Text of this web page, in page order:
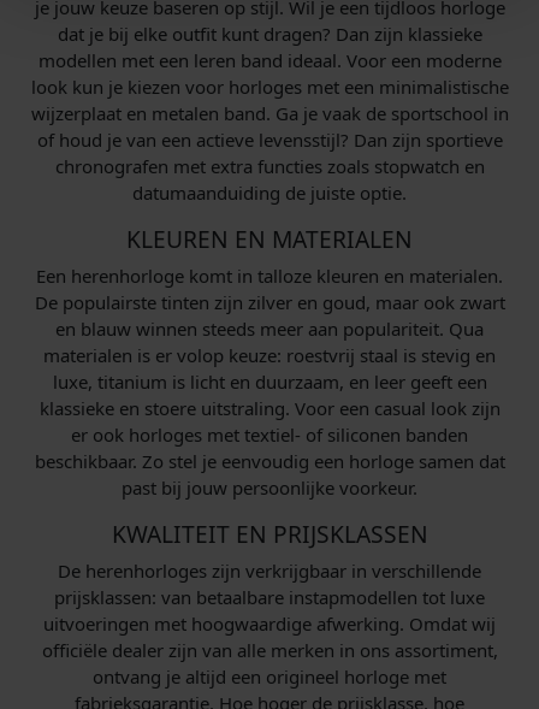
je jouw keuze baseren op stijl. Wil je een tijdloos horloge
dat je bij elke outfit kunt dragen? Dan zijn klassieke
modellen met een leren band ideaal. Voor een moderne
look kun je kiezen voor horloges met een minimalistische
wijzerplaat en metalen band. Ga je vaak de sportschool in
of houd je van een actieve levensstijl? Dan zijn sportieve
chronografen met extra functies zoals stopwatch en
datumaanduiding de juiste optie.
KLEUREN EN MATERIALEN
Een herenhorloge komt in talloze kleuren en materialen.
De populairste tinten zijn zilver en goud, maar ook zwart
en blauw winnen steeds meer aan populariteit. Qua
materialen is er volop keuze: roestvrij staal is stevig en
luxe, titanium is licht en duurzaam, en leer geeft een
klassieke en stoere uitstraling. Voor een casual look zijn
er ook horloges met textiel- of siliconen banden
beschikbaar. Zo stel je eenvoudig een horloge samen dat
past bij jouw persoonlijke voorkeur.
KWALITEIT EN PRIJSKLASSEN
De herenhorloges zijn verkrijgbaar in verschillende
prijsklassen: van betaalbare instapmodellen tot luxe
uitvoeringen met hoogwaardige afwerking. Omdat wij
officiële dealer zijn van alle merken in ons assortiment,
ontvang je altijd een origineel horloge met
fabrieksgarantie. Hoe hoger de prijsklasse, hoe